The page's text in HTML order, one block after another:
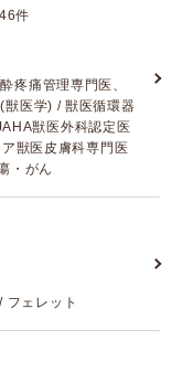
46件
疼痛管理専門医、
獣医学) / 獣医循環器
獣医外科認定医
獣医皮膚科専門医
・がん
フェレット